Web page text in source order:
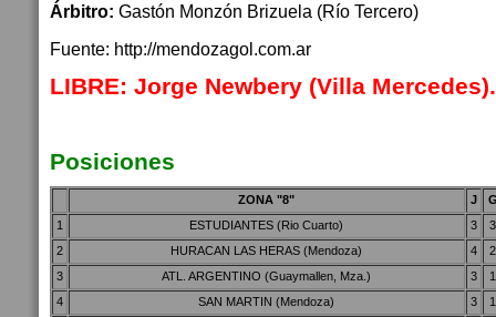
Árbitro: Gastón Monzón Brizuela (Río Tercero)
Fuente: http://mendozagol.com.ar
LIBRE: Jorge Newbery (Villa
Posiciones
ZONA "8" J
1
ESTUDIANTES (Rio Cuarto) 3
3
2
HURACAN LAS HERAS (Mendoza) 4
2
3
ATL. ARGENTINO (Guaymallen, Mza.) 3
1
4
SAN MARTIN (Mendoza) 3 1